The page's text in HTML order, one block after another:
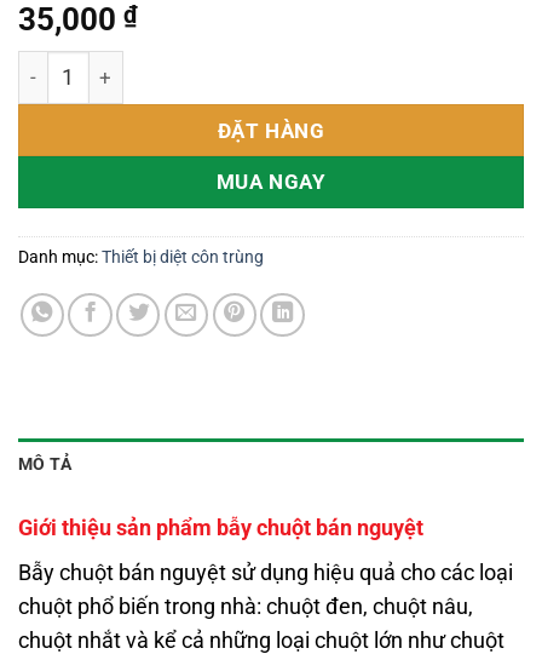
35,000 ₫
Bẫy chuột bán nguyệt siêu nhạy số lượng
ĐẶT HÀNG
MUA NGAY
Danh mục:Thiết bị diệt côn trùng
MÔ TẢ
Giới thiệu sản phẩm bẫy chuột bán nguyệt
Bẫy chuột bán nguyệt sử dụng hiệu quả cho các loại
chuột phổ biến trong nhà: chuột đen, chuột nâu,
chuột nhắt và kể cả những loại chuột lớn như chuột